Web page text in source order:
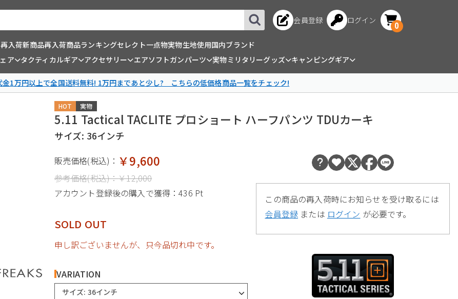
会員登録 ログイン
0
入荷新商品再入荷商品ランキングセレクト一点物実物生地使用国内ブランド
ア タクティカルギア アクセサリー エアソフトガンパーツ 実物ミリタリーグッズ キャンピングギア
金1万円以上で全国送料無料! 1万円まであと少し? こちらの低価格商品一覧をチェック!
実物
HOT
5.11 Tactical TACLITE プロショート ハーフパンツ TDUカーキ
サイズ: 36インチ
販売価格(税込)： ￥9,600
参考価格(税込)：￥12,000
アカウント登録後の購入で獲得：436 Pt
SOLD OUT
申し訳ございませんが、只今品切れ中です。
VARIATION
サイズ: 36インチ
この商品の再入荷時にお知らせを受け取るには
会員登録 または ログイン が必要です。